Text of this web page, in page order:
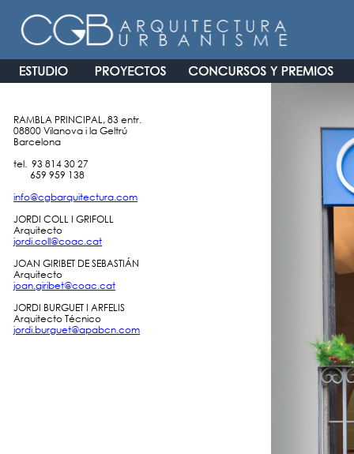
RAMBLA PRINCIPAL, 83 entr.
08800 Vilanova i la Geltrú
Barcelona
tel. 93 814 30 27
659 959 138
info@cgbarquitectura.com
JORDI COLL I GRIFOLL
Arquitecto
jordi.coll@coac.cat
JOAN GIRIBET DE SEBASTIÁN
Arquitecto
joan.giribet@coac.cat
JORDI BURGUET I ARFELIS
Arquitecto Técnico
jordi.burguet@apabcn.com